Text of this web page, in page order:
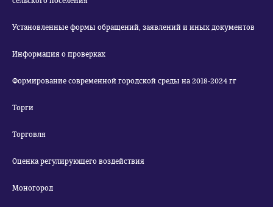
Установленные формы обращений, заявлений и иных документов
Информация о проверках
Формирование современной городской среды на 2018-2024 гг
Торги
Торговля
Оценка регулирующего воздействия
Моногород